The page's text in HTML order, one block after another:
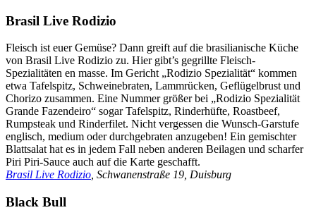
Brasil Live Rodizio
Fleisch ist euer Gemüse? Dann greift auf die brasilianische Küche
von Brasil Live Rodizio zu. Hier gibt’s gegrillte Fleisch-
Spezialitäten en masse. Im Gericht „Rodizio Spezialität“ kommen
etwa Tafelspitz, Schweinebraten, Lammrücken, Geflügelbrust und
Chorizo zusammen. Eine Nummer größer bei „Rodizio Spezialität
Grande Fazendeiro“ sogar Tafelspitz, Rinderhüfte, Roastbeef,
Rumpsteak und Rinderfilet. Nicht vergessen die Wunsch-Garstufe
englisch, medium oder durchgebraten anzugeben! Ein gemischter
Blattsalat hat es in jedem Fall neben anderen Beilagen und scharfer
Piri Piri-Sauce auch auf die Karte geschafft.
Brasil Live Rodizio , Schwanenstraße 19, Duisburg
Black Bull